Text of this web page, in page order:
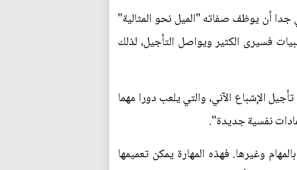
جدا أن يوظف صفاته "الميل نحو المثالية"
فسيرى الكثير ويواصل التأجيل، لذلك
الإشباع الآني، والتي يلعب دورا مهما
عادات نفسية جديدة".
وغيرها. فهذه المهارة يمكن تعميمها